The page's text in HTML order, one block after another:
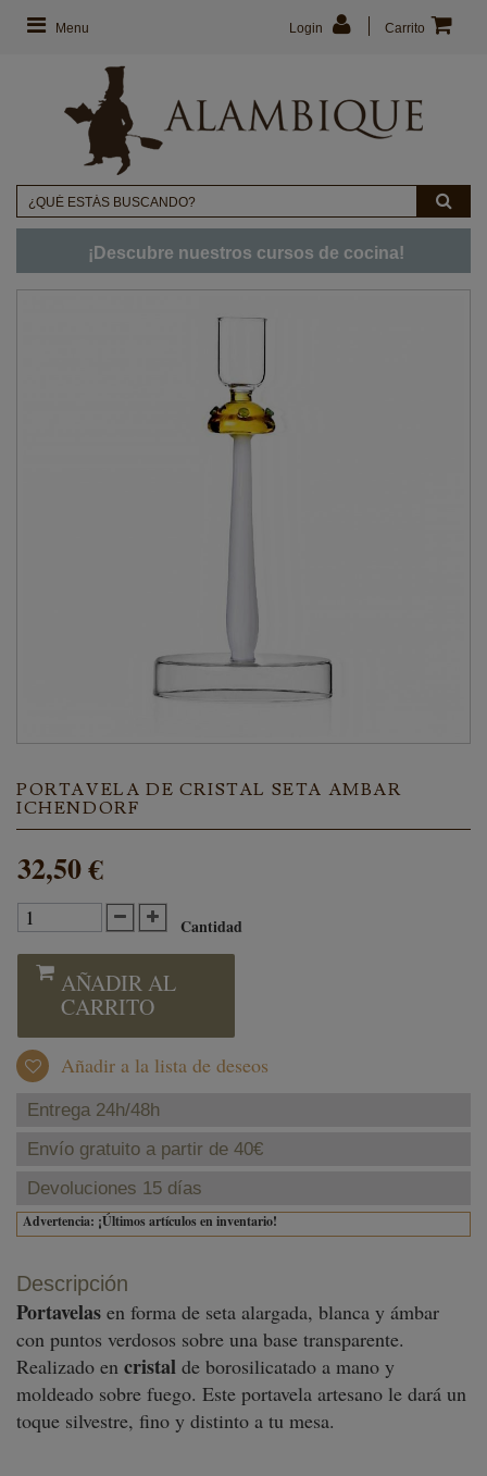
Menu Carrito
Login
¡Descubre nuestros cursos de cocina!
PORTAVELA DE CRISTAL SETA AMBAR
ICHENDORF
32,50 €
Cantidad
AÑADIR AL
CARRITO
Añadir a la lista de deseos
Entrega 24h/48h
Envío gratuito a partir de 40€
Devoluciones 15 días
Advertencia: ¡Últimos artículos en inventario!
Descripción
Portavelas en forma de seta alargada, blanca y ámbar
con puntos verdosos sobre una base transparente.
Realizado en cristal de borosilicatado a mano y
moldeado sobre fuego. Este portavela artesano le dará un
toque silvestre, fino y distinto a tu mesa.